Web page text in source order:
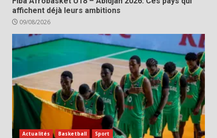
affichent déjà leurs ambitions
09/08/2026
Actualités Basketball Sport